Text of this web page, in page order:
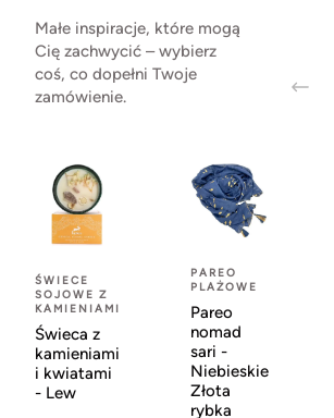
Małe inspiracje, które mogą
Cię zachwycić – wybierz
coś, co dopełni Twoje
zamówienie.
ŚWIECE
SOJOWE Z
KAMIENIAMI
Świeca z
kamieniami
i kwiatami
- Lew
PAREO
PLAŻOWE
Pareo
nomad
sari -
Niebieskie
Złota
rybka